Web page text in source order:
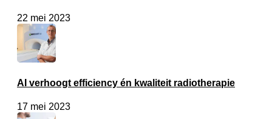
22 mei 2023
AI verhoogt efficiency én kwaliteit radiotherapie
17 mei 2023